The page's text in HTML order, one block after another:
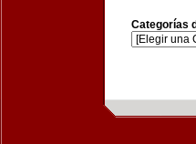
Categorías